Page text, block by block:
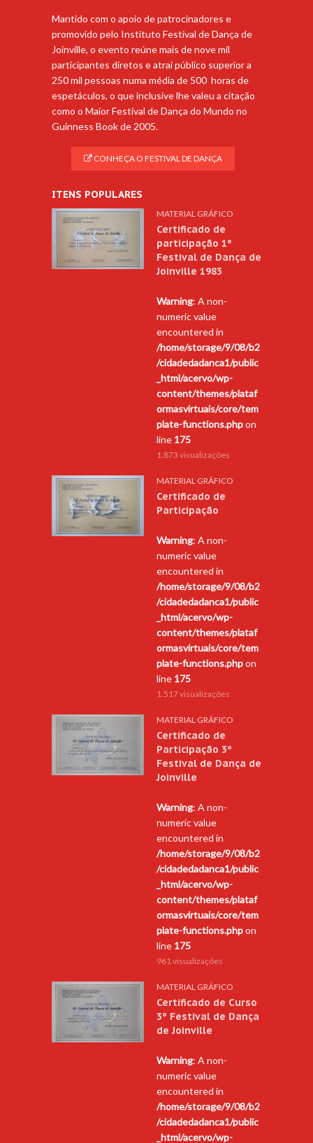
Mantido com o apoio de patrocinadores e
promovido pelo Instituto Festival de Dança de
Joinville, o evento reúne mais de nove mil
participantes diretos e atrai público superior a
250 mil pessoas numa média de 500 horas de
espetáculos, o que inclusive lhe valeu a citação
como o Maior Festival de Dança do Mundo no
Guinness Book de 2005.
CONHEÇA O FESTIVAL DE DANÇA
ITENS POPULARES
MATERIAL GRÁFICO
Certificado de
participação 1º
Festival de Dança de
Joinville 1983
Warning: A non-
numeric value
encountered in
/home/storage/9/08/b2
/cidadedadanca1/public
_html/acervo/wp-
content/themes/plataf
ormasvirtuais/core/tem
plate-functions.phpon
line 175
1.873 visualizações
MATERIAL GRÁFICO
Certificado de
Participação
Warning: A non-
numeric value
encountered in
/home/storage/9/08/b2
/cidadedadanca1/public
_html/acervo/wp-
content/themes/plataf
ormasvirtuais/core/tem
plate-functions.phpon
line 175
1.517 visualizações
MATERIAL GRÁFICO
Certificado de
Participação 3º
Festival de Dança de
Joinville
Warning: A non-
numeric value
encountered in
/home/storage/9/08/b2
/cidadedadanca1/public
_html/acervo/wp-
content/themes/plataf
ormasvirtuais/core/tem
plate-functions.phpon
line 175
961 visualizações
MATERIAL GRÁFICO
Certificado de Curso
3º Festival de Dança
de Joinville
Warning: A non-
numeric value
encountered in
/home/storage/9/08/b2
/cidadedadanca1/public
_html/acervo/wp-